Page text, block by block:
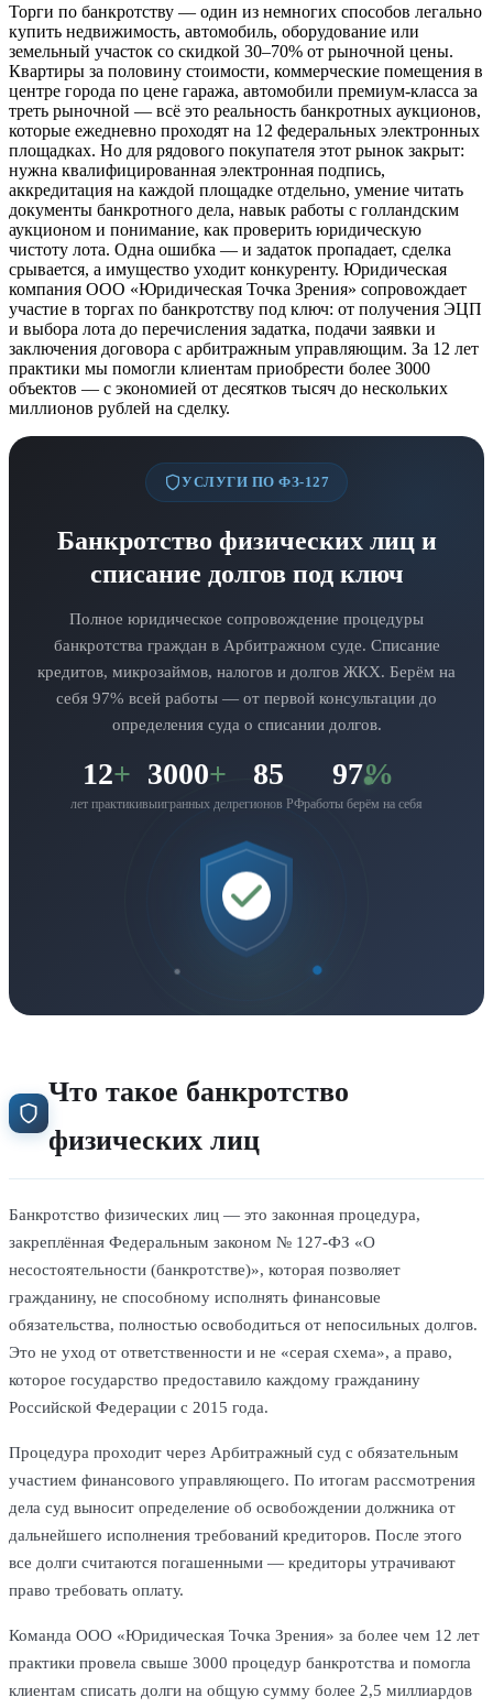
Торги по банкротству — один из немногих способов легально
купить недвижимость, автомобиль, оборудование или
земельный участок со скидкой 30–70% от рыночной цены.
Квартиры за половину стоимости, коммерческие помещения в
центре города по цене гаража, автомобили премиум-класса за
треть рыночной — всё это реальность банкротных аукционов,
которые ежедневно проходят на 12 федеральных электронных
площадках. Но для рядового покупателя этот рынок закрыт:
нужна квалифицированная электронная подпись,
аккредитация на каждой площадке отдельно, умение читать
документы банкротного дела, навык работы с голландским
аукционом и понимание, как проверить юридическую
чистоту лота. Одна ошибка — и задаток пропадает, сделка
срывается, а имущество уходит конкуренту. Юридическая
компания ООО «Юридическая Точка Зрения» сопровождает
участие в торгах по банкротству под ключ: от получения ЭЦП
и выбора лота до перечисления задатка, подачи заявки и
заключения договора с арбитражным управляющим. За 12 лет
практики мы помогли клиентам приобрести более 3000
объектов — с экономией от десятков тысяч до нескольких
миллионов рублей на сделку.
УСЛУГИ ПО ФЗ-127
Банкротство физических лиц и
списание долгов под ключ
Полное юридическое сопровождение процедуры
банкротства граждан в Арбитражном суде. Списание
кредитов, микрозаймов, налогов и долгов ЖКХ. Берём на
себя 97% всей работы — от первой консультации до
определения суда о списании долгов.
12+
лет практики
3000+
выигранных дел
85
регионов РФ
97%
работы берём на себя
Что такое банкротство
физических лиц
Банкротство физических лиц — это законная процедура,
закреплённая Федеральным законом № 127-ФЗ «О
несостоятельности (банкротстве)», которая позволяет
гражданину, не способному исполнять финансовые
обязательства, полностью освободиться от непосильных долгов.
Это не уход от ответственности и не «серая схема», а право,
которое государство предоставило каждому гражданину
Российской Федерации с 2015 года.
Процедура проходит через Арбитражный суд с обязательным
участием финансового управляющего. По итогам рассмотрения
дела суд выносит определение об освобождении должника от
дальнейшего исполнения требований кредиторов. После этого
все долги считаются погашенными — кредиторы утрачивают
право требовать оплату.
Команда ООО «Юридическая Точка Зрения» за более чем 12 лет
практики провела свыше 3000 процедур банкротства и помогла
клиентам списать долги на общую сумму более 2,5 миллиардов